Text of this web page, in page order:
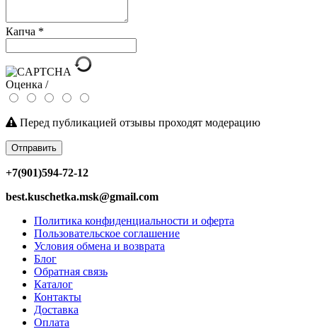
Капча *
Оценка /
Перед публикацией отзывы проходят модерацию
Отправить
+7(901)594-72-12
best.kuschetka.msk@gmail.com
Политика конфиденциальности и оферта
Пользовательское соглашение
Условия обмена и возврата
Блог
Обратная связь
Каталог
Контакты
Доставка
Оплата